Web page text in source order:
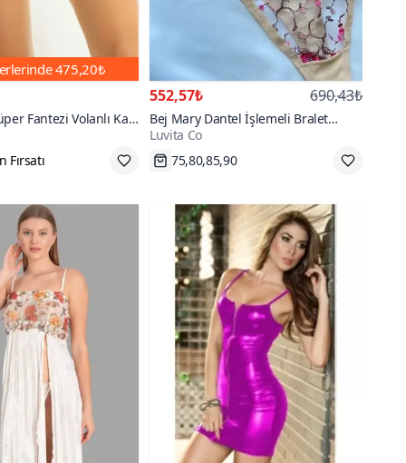
475,20₺
Fantezi Volanlı Kat
Görünümlü Seksi
az öde
552,57₺ 690,43₺
Bej Mary Dantel İşlemeli Bralet
Takım
Luvita Co
75,80,85,90